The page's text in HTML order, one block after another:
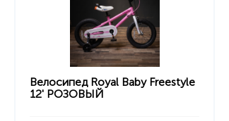
Велосипед Royal Baby Freestyle
12' РОЗОВЫЙ